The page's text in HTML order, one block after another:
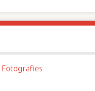
Fotografies